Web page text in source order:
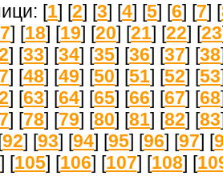
[1] [2] [3] [4] [5] [6] [7] [
] [18] [19] [20] [21] [22] [23
] [33] [34] [35] [36] [37] [38
] [48] [49] [50] [51] [52] [53
] [63] [64] [65] [66] [67] [68
] [78] [79] [80] [81] [82] [83
92] [93] [94] [95] [96] [97] [
] [105] [106] [107] [108] [